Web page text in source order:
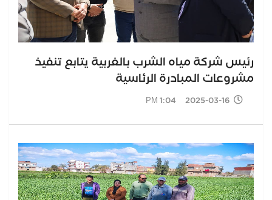
رئيس شركة مياه الشرب بالغربية يتابع تنفيذ
مشروعات المبادرة الرئاسية
2025-03-16 1:04 PM